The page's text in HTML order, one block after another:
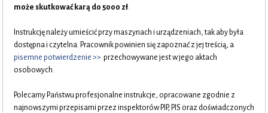
może skutkować karą do 5000 zł.
Instrukcję należy umieścić przy maszynach i urządzeniach, tak aby była
dostępna i czytelna. Pracownik powinien się zapoznać z jej treścią, a
pisemne potwierdzenie >> przechowywane jest w jego aktach
osobowych.
Polecamy Państwu profesjonalne instrukcje, opracowane zgodnie z
najnowszymi przepisami przez inspektorów PIP, PIS oraz doświadczonych